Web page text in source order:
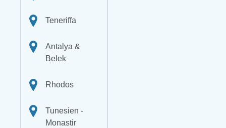
Teneriffa
Antalya &
Belek
Rhodos
Tunesien -
Monastir